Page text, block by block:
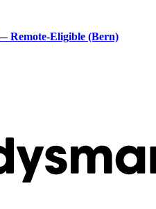
Remote‑Eligible (Bern)